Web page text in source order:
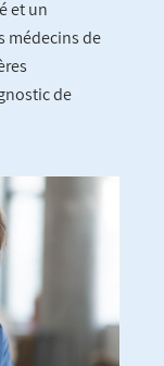
et un
médecins de
de